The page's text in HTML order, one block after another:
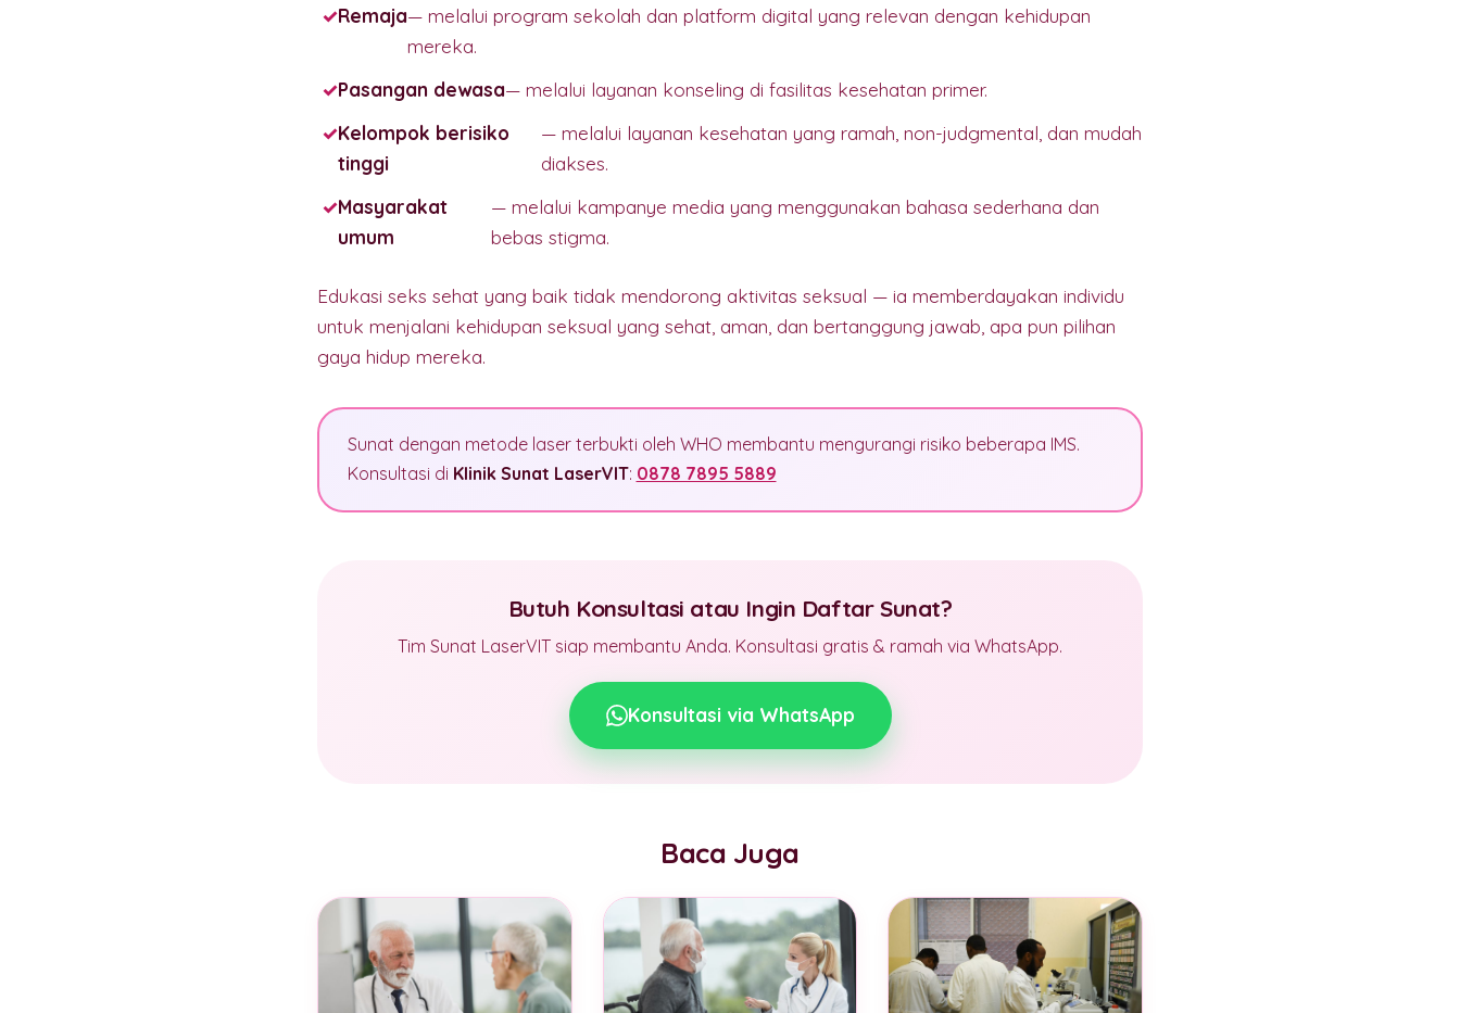
Remaja— melalui program sekolah dan platform digital yang relevan dengan kehidupan
mereka.
Pasangan dewasa— melalui layanan konseling di fasilitas kesehatan primer.
Kelompok berisiko
tinggi
— melalui layanan kesehatan yang ramah, non-judgmental, dan mudah
diakses.
Masyarakat
umum
— melalui kampanye media yang menggunakan bahasa sederhana dan
bebas stigma.
Edukasi seks sehat yang baik tidak mendorong aktivitas seksual — ia memberdayakan individu
untuk menjalani kehidupan seksual yang sehat, aman, dan bertanggung jawab, apa pun pilihan
gaya hidup mereka.
Sunat dengan metode laser terbukti oleh WHO membantu mengurangi risiko beberapa IMS.
Konsultasi di Klinik Sunat LaserVIT: 0878 7895 5889
Butuh Konsultasi atau Ingin Daftar Sunat?
Tim Sunat LaserVIT siap membantu Anda. Konsultasi gratis & ramah via WhatsApp.
Konsultasi via WhatsApp
Baca Juga